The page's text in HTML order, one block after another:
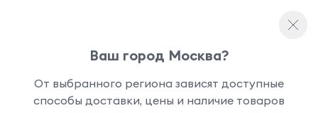
наличии
New
Ваш город Москва?
От выбранного региона зависят доступные
способы доставки, цены и наличие товаров